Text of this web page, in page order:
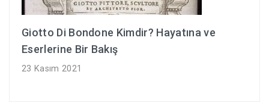
Giotto Di Bondone Kimdir? Hayatına ve
Eserlerine Bir Bakış
23 Kasım 2021